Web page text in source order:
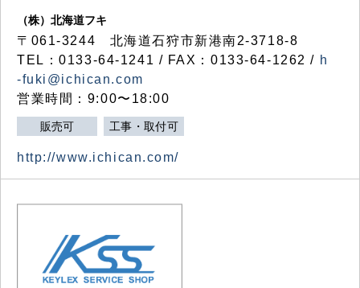
（株）北海道フキ
〒061-3244 北海道石狩市新港南2-3718-8
TEL：0133-64-1241 / FAX：0133-64-1262 / h
-fuki@ichican.com
営業時間：9:00〜18:00
販売可 工事・取付可
http://www.ichican.com/